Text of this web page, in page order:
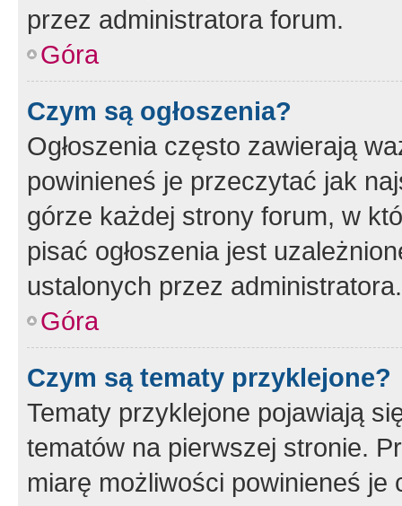
przez administratora forum.
Góra
Czym są ogłoszenia?
Ogłoszenia często zawierają
powinieneś je przeczytać jak
górze każdej strony forum, w
pisać ogłoszenia jest
ustalonych przez administratora.
Góra
Czym są tematy przyklejone?
Tematy przyklejone pojawiają
tematów na pierwszej stronie.
miarę możliwości powinieneś je